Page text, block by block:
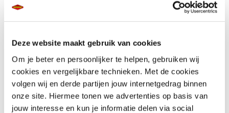
Deze website maakt gebruik van cookies
Om je beter en persoonlijker te helpen, gebruiken wij
cookies en vergelijkbare technieken. Met de cookies
volgen wij en derde partijen jouw internetgedrag binnen
onze site. Hiermee tonen we advertenties op basis van
jouw interesse en kun je informatie delen via social
Honda CB 500 X
€ 5.290,-
BMW
R NINE T SCRAMBLER
€ 14.490,-